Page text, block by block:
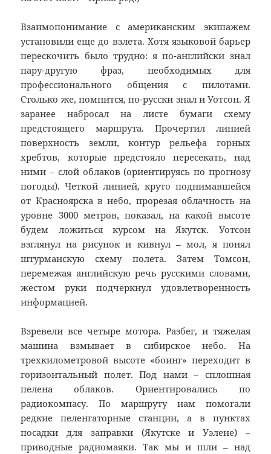
Взаимопонимание с американским экипажем
установили еще до взлета. Хотя языковой барьер
перескочить было трудно: я по-английски знал
пару-другую фраз, необходимых для
профессионального общения с пилотами.
Столько же, помнится, по-русски знал и Уотсон. Я
заранее набросал на листе бумаги схему
предстоящего маршрута. Прочертил линией
поверхность земли, контур рельефа горных
хребтов, которые предстояло пересекать, над
ними – слой облаков (ориентируясь по прогнозу
погоды). Четкой линией, круто поднимавшейся
от Красноярска в небо, прорезая облачность на
уровне 3000 метров, показал, на какой высоте
будем ложиться курсом на Якутск. Уотсон
взглянул на рисунок и кивнул – мол, я понял
штурманскую схему полета. Затем Томсон,
перемежая английскую речь русскими словами,
жестом руки подчеркнул удовлетворенность
информацией.
Взревели все четыре мотора. Разбег, и тяжелая
машина взмывает в сибирское небо. На
трехкилометровой высоте «боинг» переходит в
горизонтальный полет. Под нами – сплошная
пелена облаков. Ориентировались по
радиокомпасу. По маршруту нам помогали
редкие пеленгаторные станции, а в пунктах
посадки для заправки (Якутске и Уэлене) –
приводные радиомаяки. Так мы и шли – над